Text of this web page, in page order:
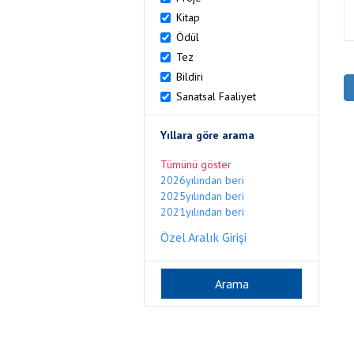
Kitap
Ödül
Tez
Bildiri
Sanatsal Faaliyet
Yıllara göre arama
Tümünü göster
2026yılından beri
2025yılından beri
2021yılından beri
Özel Aralık Girişi